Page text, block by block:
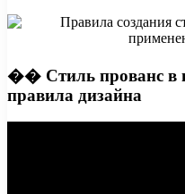
�� Стиль прованс в
правила дизайна